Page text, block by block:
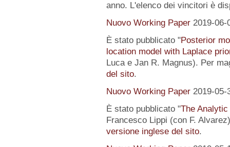
anno. L'elenco dei vincitori è
Nuovo Working Paper 2019-06-
È stato pubblicato "Posterior
location model with Laplace
Luca e Jan R. Magnus). Per
del sito.
Nuovo Working Paper 2019-05-
È stato pubblicato "The
Francesco Lippi (con F.
versione inglese del sito.